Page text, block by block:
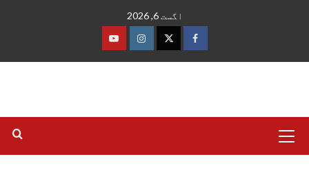
اگست 6, 2026
فیس
ٹوئٹرانسٹاگرام
یوٹیوب
Menu